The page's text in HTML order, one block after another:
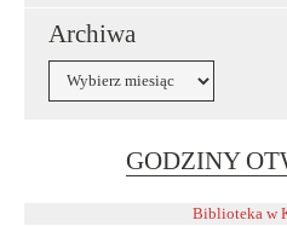
Archiwa
GODZINY
Biblioteka w